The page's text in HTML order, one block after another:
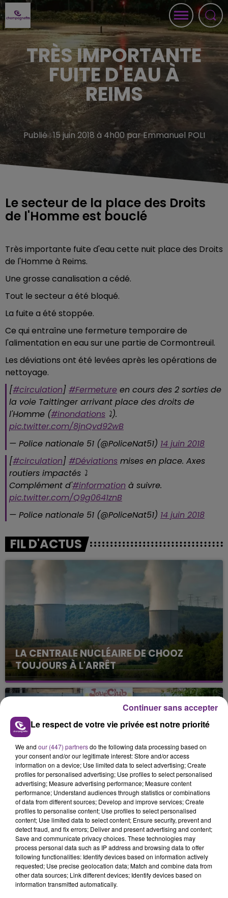
TRÈS IMPORTANTE
FUITE D'EAU À
REIMS
Publié : 15 juin 2018 à 4h00 par Emmanuel POLI
Le secteur de la place des Droits
de l'Homme est bouclé
Très importante fuite d'eau cette nuit place des Droits
de l'Homme à Reims.
Une grosse canalisation a cédé.
Tout le secteur a été bloqué.
La fuite a été stoppée.
Ce qui entraîne une fermeture temporaire de
l'alimentation en eau sur une partie de Cormontreuil.
Les déviations ont été levées après les opérations de
nettoyage.
[#circulation] #Fermeture en cours des 2 sorties de
la voie Taittinger arrivant place des droits de
l'Homme (#inondations ⤵️).
pic.twitter.com/8jnQvd92wB
— Police nationale 51 (@PoliceNat51) 14 juin 2018
[#circulation] #Déviations mises en place. Axes
routiers impactés ⤵️
Complément d'#information à suivre.
pic.twitter.com/Q9g0641znB
— Police nationale 51 (@PoliceNat51) 14 juin 2018
FIL D'ACTUS
LA CENTRALE NUCLÉAIRE DE CHOOZ
TOUJOURS À L'ARRÊT
Cela fait déjà une semaine que la centrale
nucléaire ardennaise est à l'arrêt. Une situation
justifiée par la sécheresse intense qui est toujours
présente.
LE MAGASIN JOUÉCLUB DE REIMS FERME
SES PORTES
C'était l'une des institutions du centre-ville
rémois. Le magasin JouéClub est contraint de
fermer ses portes.
TITRES DIFFUSÉS
17h06
17h06 17h03
17h03
Le respect de votre vie privée est notre priorité
We and our (447) partnersdo the following data processing based on
your consent and/or our legitimate interest: Store and/or access
information on a device; Use limited data to select advertising; Create
profiles for personalised advertising; Use profiles to select personalised
advertising; Measure advertising performance; Measure content
performance; Understand audiences through statistics or combinations
of data from different sources; Develop and improve services; Create
profiles to personalise content; Use profiles to select personalised
content; Use limited data to select content; Ensure security, prevent and
detect fraud, and fix errors; Deliver and present advertising and content;
Save and communicate privacy choices. These technologies may
process personal data such as IP address and browsing data to offer
following functionalities: Identify devices based on information actively
requested; Use precise geolocation data; Match and combine data from
other data sources; Link different devices; Identify devices based on
information transmitted automatically.
Continuer sans accepter